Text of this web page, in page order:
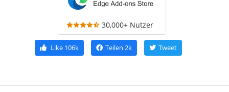
30,000+ Nutzer
Like 106k Teilen 2k Tweet